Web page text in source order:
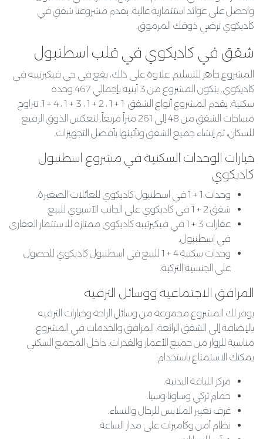
واحصل على عوائد استثمارية عالية.يقدم مشروعنا شقق في
كاديكوي ترضي ذوقك المرموق.
شقق في كاديكوي في قلب اسطنبول
المشروع جاهز للتسليم.علاوة على ذلك، يقع في حي فيكيرتيبه في
كاديكوي.يتكون المشروع من 3 أبنية بإجمالي 467وحدة
سكنية.يقدم المشروع أنواع الشقق 1 + 1
2 + 1
3 + 1
4 + 1.
تتراوح
مساحات الشقق من 48إلى 261متراً مربعاً.لتعكس الذوق الرفيع
للسكان، تم إنشاء جميع الشقق وتأثيثها بأفضل التجهيزات.
خيارات الوحدات السكنية في مشروع اسطنبول
كاديكوي
وحدات1 + 1 في اسطنبول كاديكوي للعائلات الصغيرة
شقق2 + 1 في كاديكوي على الجانب الآسيوي للبيع.
عقارات3 + 1
في فيكيرتيبه كاديكوي ممتازة للاستثمار العقاري
في اسطنبول.
وحدات سكنية4 + 1
للبيع في اسطنبول كاديكوي للحصول
على الجنسية التركية.
المرافق الاجتماعية ووسائل الترفيه
يوفر لك المشروع مجموعة من وسائل الراحة وخيارات الترفيه
بالإضافة إلى الشقق الرائعة.المرافق والخدمات في المشروع
مناسبة للزوار من جميع الأعمار والقدرات.داخل المجمع السكني
يمكنك الاستمتاع باستخدام
مركز اللياقة البدنية.
حمام تركي وساونا وسبا.
غرف تغيير الملابس للرجال والنساء.
نظام أمن وكاميرات على مدار الساعة.